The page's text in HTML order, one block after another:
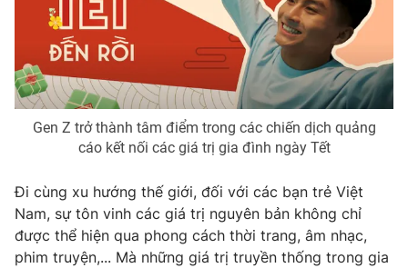
Gen Z trở thành tâm điểm trong các chiến dịch quảng
cáo kết nối các giá trị gia đình ngày Tết
Đi cùng xu hướng thế giới, đối với các bạn trẻ Việt
Nam, sự tôn vinh các giá trị nguyên bản không chỉ
được thể hiện qua phong cách thời trang, âm nhạc,
phim truyện,... Mà những giá trị truyền thống trong gia